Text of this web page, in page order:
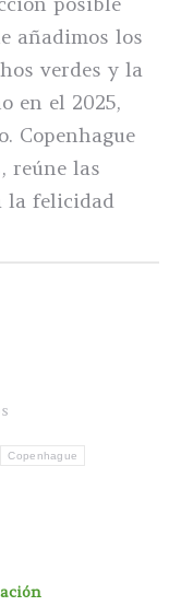
añadimos los
verdes y la
en el 2025,
Copenhague
reúne las
la felicidad
Copenhague